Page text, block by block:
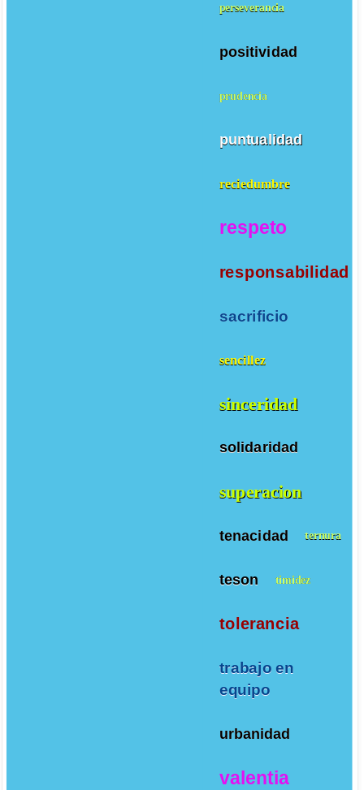
perseverancia
positividad
prudencia
puntualidad
reciedumbre
respeto
responsabilidad
sacrificio
sencillez
sinceridad
solidaridad
superacion
tenacidad ternura
teson timidez
tolerancia
trabajo en
equipo
urbanidad
valentia